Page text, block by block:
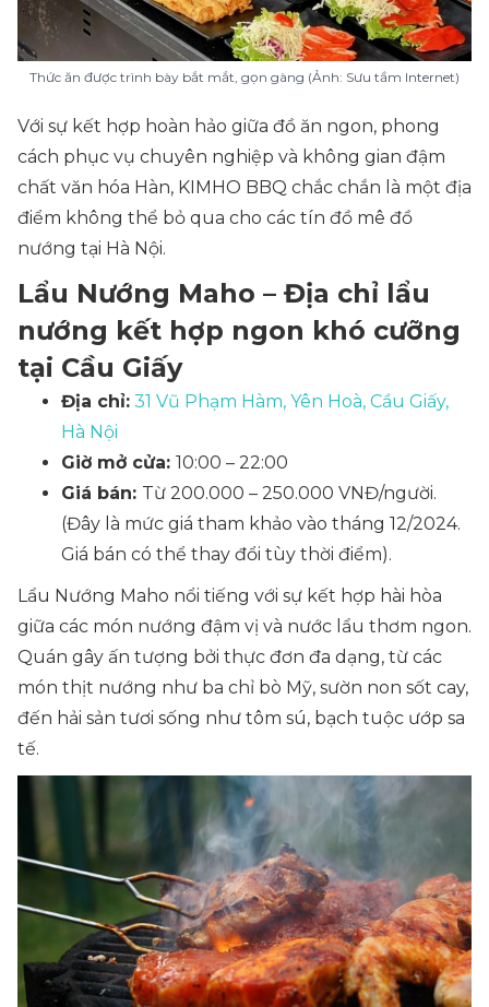
Thức ăn được trình bày bắt mắt, gọn gàng (Ảnh: Sưu tầm Internet)
Với sự kết hợp hoàn hảo giữa đồ ăn ngon, phong
cách phục vụ chuyên nghiệp và không gian đậm
chất văn hóa Hàn, KIMHO BBQ chắc chắn là một địa
điểm không thể bỏ qua cho các tín đồ mê đồ
nướng tại Hà Nội.
Lẩu Nướng Maho – Địa chỉ lẩu
nướng kết hợp ngon khó cưỡng
tại Cầu Giấy
Địa chỉ: 31 Vũ Phạm Hàm, Yên Hoà, Cầu Giấy,
Hà Nội
Giờ mở cửa: 10:00 – 22:00
Giá bán: Từ 200.000 – 250.000 VNĐ/người.
(Đây là mức giá tham khảo vào tháng 12/2024.
Giá bán có thể thay đổi tùy thời điểm).
Lẩu Nướng Maho nổi tiếng với sự kết hợp hài hòa
giữa các món nướng đậm vị và nước lẩu thơm ngon.
Quán gây ấn tượng bởi thực đơn đa dạng, từ các
món thịt nướng như ba chỉ bò Mỹ, sườn non sốt cay,
đến hải sản tươi sống như tôm sú, bạch tuộc ướp sa
tế.